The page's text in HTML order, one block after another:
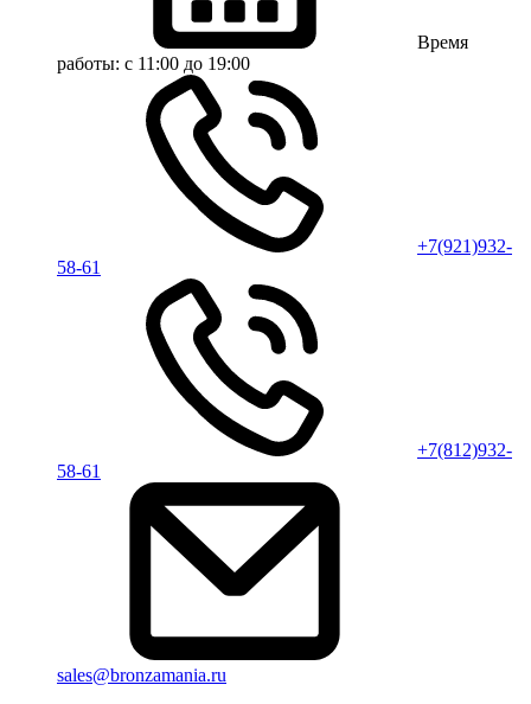
Время
работы: с 11:00 до 19:00
+7(921)932-
58-61
+7(812)932-
58-61
sales@bronzamania.ru